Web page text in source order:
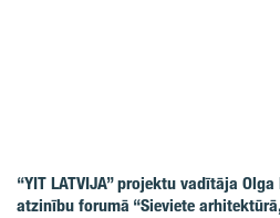
“YIT LATVIJA” projektu vadītāja
atzinību forumā “Sieviete